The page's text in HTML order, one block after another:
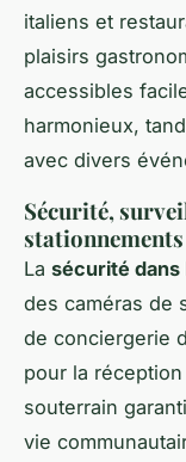
italiens et
plaisirs
accessibles
harmonieux,
avec divers
Sécurité,
La sécurité dans
des caméras de
de conciergerie
pour la
souterrain
vie